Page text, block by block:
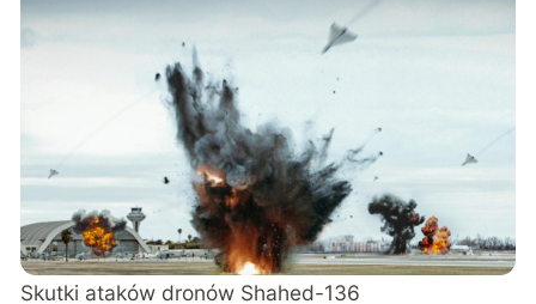
Skutki ataków dronów Shahed-136